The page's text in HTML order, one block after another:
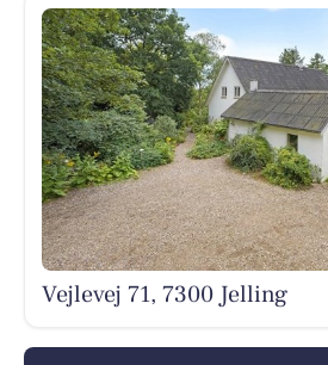
Vejlevej 71, 7300 Jelling